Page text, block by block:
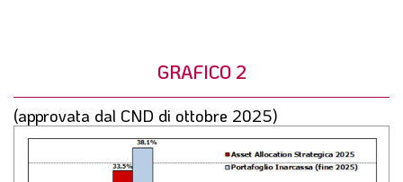
GRAFICO 2
(approvata dal CND di ottobre 2025)